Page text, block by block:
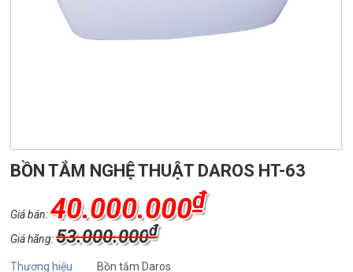
BỒN TẮM NGHỆ THUẬT DAROS HT-63
Giá bán:40.000.000₫
Giá hãng:53.000.000₫
Thương hiệu
Bồn tắm Daros